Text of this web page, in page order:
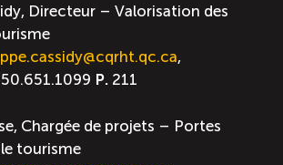
Directeur – Valorisation des
,
P. 211
Chargée de projets – Portes
tourisme